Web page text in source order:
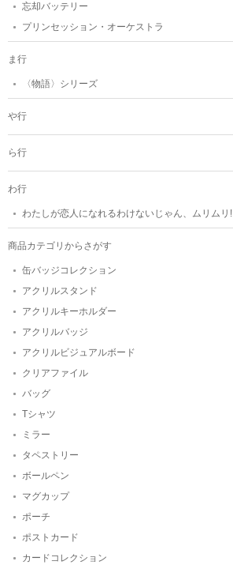
忘却バッテリー
プリンセッション・オーケストラ
ま行
〈物語〉シリーズ
や行
ら行
わ行
わたしが恋人になれるわけないじゃん、ムリムリ!
商品カテゴリからさがす
缶バッジコレクション
アクリルスタンド
アクリルキーホルダー
アクリルバッジ
アクリルビジュアルボード
クリアファイル
バッグ
Tシャツ
ミラー
タペストリー
ボールペン
マグカップ
ポーチ
ポストカード
カードコレクション